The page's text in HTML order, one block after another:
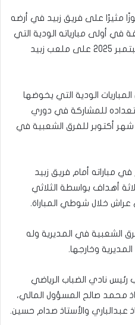
مثيرًا على فريق زبيد في أرضه
في أولى مبارياته الودية التي
جمعتهم عصر اليوم الإثنين 15 سبتمبر 2025 على ملعب زبيد
الودية التي يخوضها
للمشاركة في دوري
أكتوبر للفرق الشعبية في
مباراته أمام فريق زبيد
أهداف بواسطة الثلاثي
خلال شوطي المباراة.
الشعبية في المديرية وله
المديرية وخارجها.
رئيس نادي الضباب الرياضي
محمد صالح المسؤول المالي،
عبدالباري والأستاذ صدام حسين.